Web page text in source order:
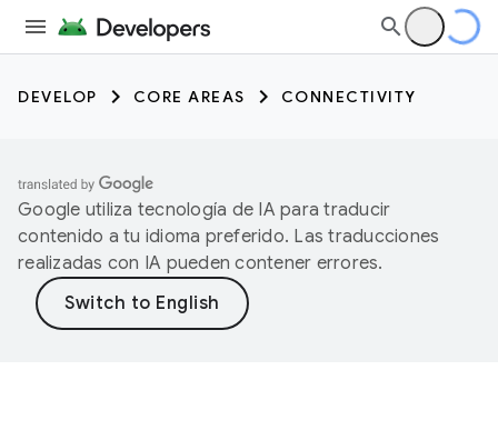
DEVELOP CORE AREAS CONNECTIVITY
Google utiliza tecnología de IA para traducir
contenido a tu idioma preferido. Las traducciones
realizadas con IA pueden contener errores.